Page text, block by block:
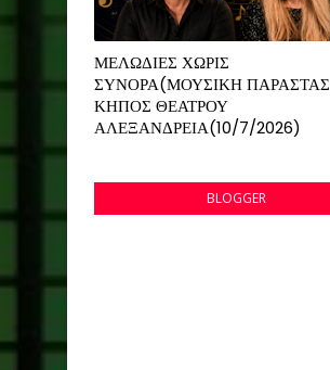
ΜΕΛΩΔΙΕΣ ΧΩΡΙΣ
ΣΥΝΟΡΑ(ΜΟΥΣΙΚΗ
ΚΗΠΟΣ ΘΕΑΤΡΟΥ
ΑΛΕΞΑΝΔΡΕΙΑ(10/7/2026)
BLOGGER